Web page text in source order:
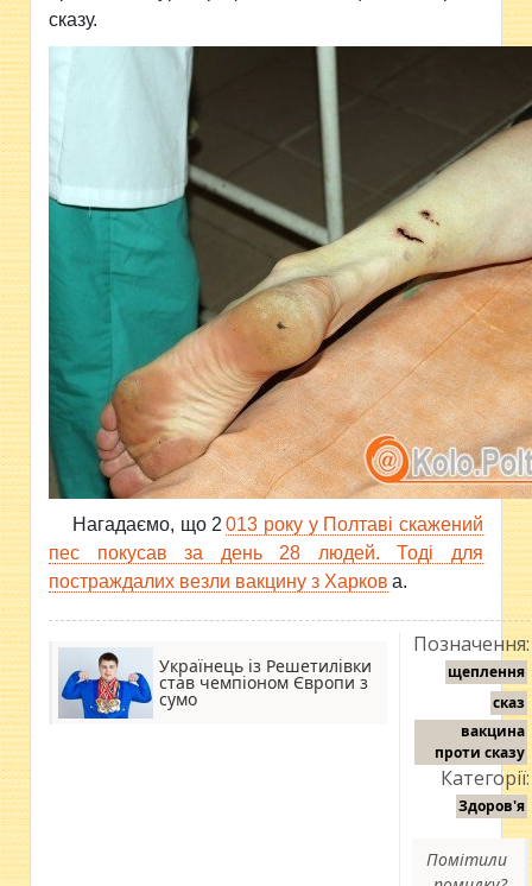
сказу.
Нагадаємо, що 2 013 року у Полтаві скажений
пес покусав за день 28 людей. Тоді для
постраждалих везли вакцину з Харков а.
Українець із Решетилівки
став чемпіоном Європи з
сумо
Позначення:
щеплення
сказ
вакцина
проти сказу
Категорії:
Здоров'я
Помітили